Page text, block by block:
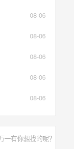
08-06
08-06
08-06
08-06
08-06
一有你想找的呢？